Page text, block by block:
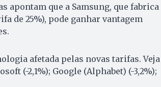
apontam que a Samsung, que fabrica
de 25%), pode ganhar vantagem
afetada pelas novas tarifas. Veja
(-2,1%); Google (Alphabet) (-3,2%);